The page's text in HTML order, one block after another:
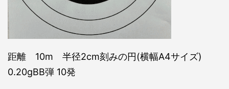
距離 10m 半径2cm刻みの円(横幅A4サイズ)
0.20gBB弾 10発